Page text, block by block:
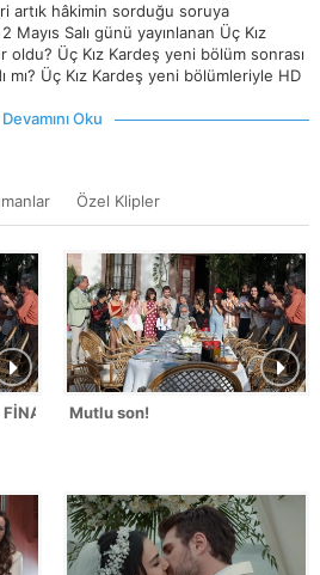
artık hâkimin sorduğu soruya
Mayıs Salı günü yayınlanan Üç Kız
Üç Kız Kardeş yeni bölüm sonrası
mı? Üç Kız Kardeş yeni bölümleriyle HD
Devamını Oku
Özel Klipler
Mutlu son!